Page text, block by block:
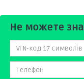
Не можете